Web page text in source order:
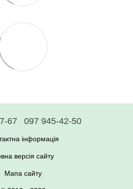
67 097 945-42-50
інформація
версія сайту
Мапа сайту